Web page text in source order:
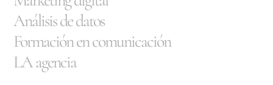
Análisis de datos
Formación en comunicación
LA agencia